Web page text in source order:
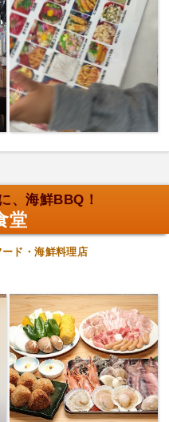
、海鮮BBQ！
堂
ード・海鮮料理店